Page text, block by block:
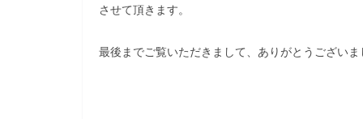
させて頂きます。
最後までご覧いただきまして、ありがとうございま